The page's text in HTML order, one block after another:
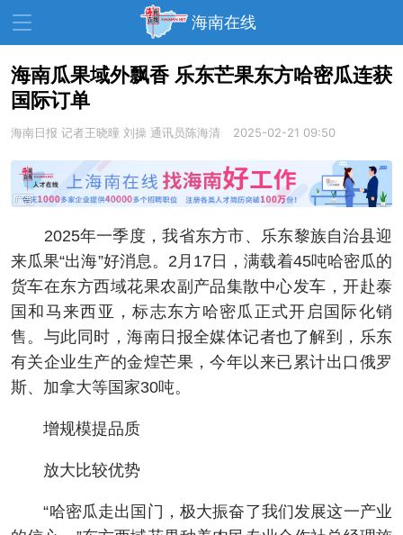
海南在线
资讯中心
教育 健康 房产
生活 演出 活动
展会 走读海南 周末去哪儿
人才在线 天涯企服
海南瓜果域外飘香 乐东芒果东方哈密瓜连获
国际订单
海南日报 记者王晓曈 刘操 通讯员陈海清 2025-02-21 09:50
2025年一季度，我省东方市、乐东黎族自治县迎
来瓜果“出海”好消息。2月17日，满载着45吨哈密瓜的
货车在东方西域花果农副产品集散中心发车，开赴泰
国和马来西亚，标志东方哈密瓜正式开启国际化销
售。与此同时，海南日报全媒体记者也了解到，乐东
有关企业生产的金煌芒果，今年以来已累计出口俄罗
斯、加拿大等国家30吨。
增规模提品质
放大比较优势
“哈密瓜走出国门，极大振奋了我们发展这一产业